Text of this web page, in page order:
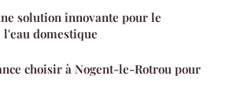
solution innovante pour le
domestique
choisir à Nogent-le-Rotrou pour